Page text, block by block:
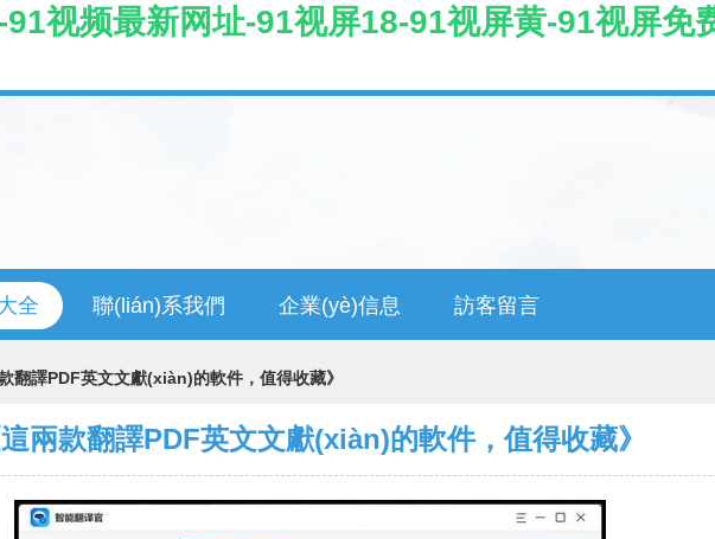
视频最新网址-91视屏18-91视屏黄-91视屏免
全 聯(lián)系我們 企業(yè)信息 訪客留言
款翻譯PDF英文文獻(xiàn)的軟件，值得收藏》
這兩款翻譯PDF英文文獻(xiàn)的軟件，值得收藏》